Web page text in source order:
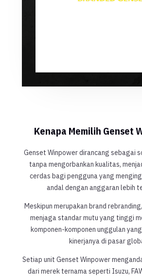
Kenapa Memilih Genset
Genset Winpower dirancang sebagai
tanpa mengorbankan kualitas,
cerdas bagi pengguna yang
andal dengan anggaran lebih
Meskipun merupakan brand
menjaga standar mutu yang tinggi
komponen-komponen unggulan
kinerjanya di pasar
Setiap unit Genset Winpower
dari merek ternama seperti Isuzu,